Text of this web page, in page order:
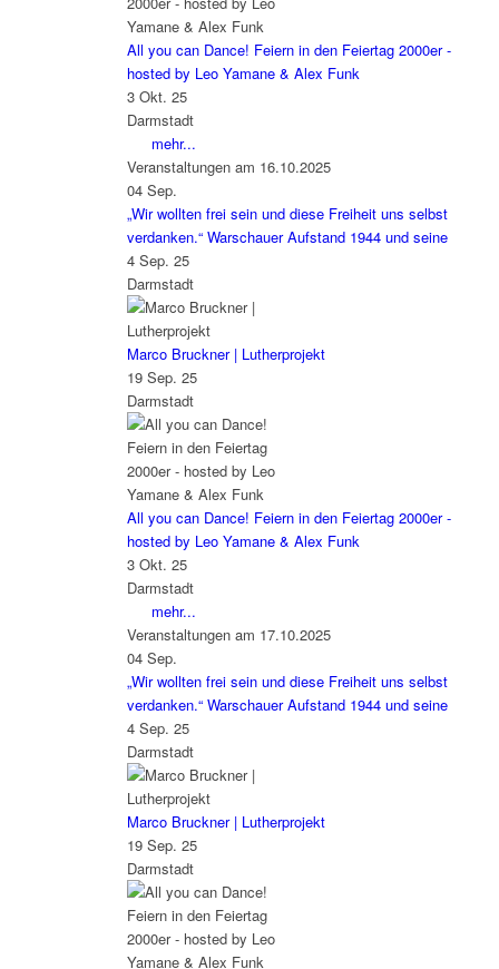
All you can Dance! Feiern in den Feiertag 2000er -
hosted by Leo Yamane & Alex Funk
3 Okt. 25
Darmstadt
mehr...
Veranstaltungen am 16.10.2025
04 Sep.
„Wir wollten frei sein und diese Freiheit uns selbst
verdanken.“ Warschauer Aufstand 1944 und seine
4 Sep. 25
Darmstadt
Marco Bruckner | Lutherprojekt
19 Sep. 25
Darmstadt
All you can Dance! Feiern in den Feiertag 2000er -
hosted by Leo Yamane & Alex Funk
3 Okt. 25
Darmstadt
mehr...
Veranstaltungen am 17.10.2025
04 Sep.
„Wir wollten frei sein und diese Freiheit uns selbst
verdanken.“ Warschauer Aufstand 1944 und seine
4 Sep. 25
Darmstadt
Marco Bruckner | Lutherprojekt
19 Sep. 25
Darmstadt